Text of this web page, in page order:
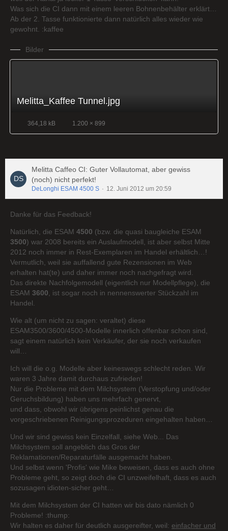
Was sich die CI dann mit einem leeren Bohnenbehälter erklärt…
Ab der 2. Tasse funktionierte dann natürlich alles wieder wie
gewohnt. :kaffee
Bilder
Melitta_Kaffee Tunnel.jpg
364,18 kB 1.200 × 899
Melitta Caffeo CI: Guter Vollautomat, aber gewiss
(noch) nicht perfekt!
DeLonghi ESAM 4500 S 12. Juni 2012 um 20:59
Danke für das Feedback!
Natürlich, die ESAM 4500 (bzw. die quasi baugleiche ESAM
3500) war 2008 bereits ein Auslaufmodell, ist aber selbst Mitte
2012 noch immer in Rest-Exemplaren im Handel erhältlich…!
Vermutlich, weil sie auffallend gute Rezensionen im Web
erhalten hat(te) und daher immer noch nachgefragt wird.
Das direkte Nachfolgemodell (eigentlich nur Modellpflege), die
ESAM 3600, ist sogar noch in nennenswerter Stückzahl im
Handel.
Wie alt (um nicht zu sagen: veraltet) diese
ESAM3500/3600/4500-Modelle innerlich offenbar schon sind,
sagt einem natürlich kein Verkäufer, der sie noch verkaufen
will…
Ich will die o.g. Modelle aber keineswegs schlecht reden. Wir
waren 3 Jahre damit durchaus zufrieden!
Nur die Probleme mit dem Milchsystem (Verstopfung und/oder
Geruchsbildung) haben uns mehrfach genervt,
und dass, obwohl wir übrigens peinlichst genau die
vorgeschriebenen Reinigungsprozeduren eingehalten haben…
Und wir sind gewiss kein Einzelfall, siehe Web... Das
Milchsystem soll angeblich das Gros der
Reklamationen/Reparaturfälle ausgemacht haben.
Und selbst wenn 'Profis' wie Mike beweisen, dass es auch ohne
Probleme geht, so zeigt doch die CI unzweifelhaft, dass es auch
sozusagen idioten-sicher geht…
Mit dem Milchsystem der CI hatten wir bis dato nämlich 0
Probleme! :thump:
Wir halten es daher für deutlich ausgereifter, weil: einfacher und